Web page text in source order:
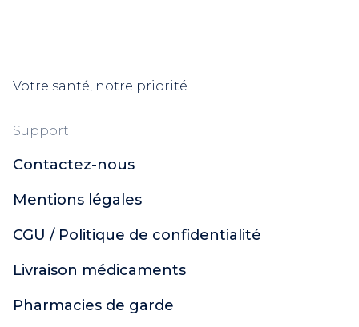
Votre santé, notre priorité
Support
Contactez-nous
Mentions légales
CGU / Politique de confidentialité
Livraison médicaments
Pharmacies de garde